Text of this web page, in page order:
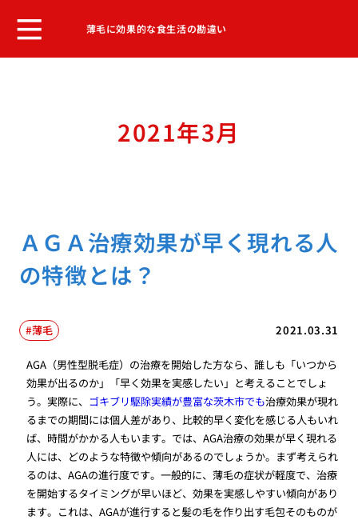
薄毛に効果的な食生活の勘違い
2021年3月
ＡＧＡ治療効果が早く現れる人
の特徴とは？
2021.03.31
薄毛
AGA（男性型脱毛症）の治療を開始した方なら、誰しも「いつから
効果が出るのか」「早く効果を実感したい」と考えることでしょ
う。実際に、 ゴキブリ駆除実績が豊富な茨木市でも治療効果が現れ
るまでの期間には個人差があり、比較的早く変化を感じる人もいれ
ば、時間がかかる人もいます。では、AGA治療の効果が早く現れる
人には、どのような特徴や傾向があるのでしょうか。まず考えられ
るのは、AGAの進行度です。一般的に、薄毛の症状が軽度で、治療
を開始するタイミングが早いほど、効果を実感しやすい傾向があり
ます。これは、AGAが進行すると髪の毛を作り出す毛包そのものが